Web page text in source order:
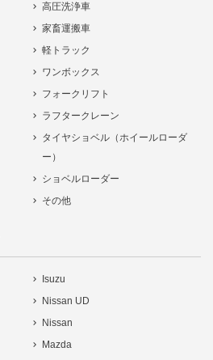
高圧洗浄車
家畜運搬車
軽トラック
ワンボックス
フォークリフト
ラフタークレーン
タイヤショベル（ホイールローダ
ー）
ショベルローダー
その他
Isuzu
Nissan UD
Nissan
Mazda